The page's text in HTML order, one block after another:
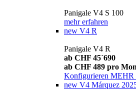
Panigale V4 S 100
mehr erfahren
new V4 R
Panigale V4 R
ab CHF 45´690
ab CHF 489 pro
Konfigurieren MEHR
new V4 Márquez